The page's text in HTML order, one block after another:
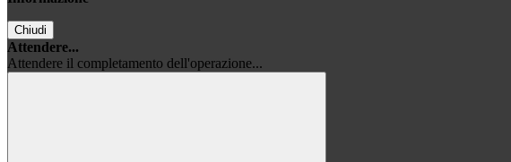
Chiudi
Attendere...
Attendere il completamento dell'operazione...